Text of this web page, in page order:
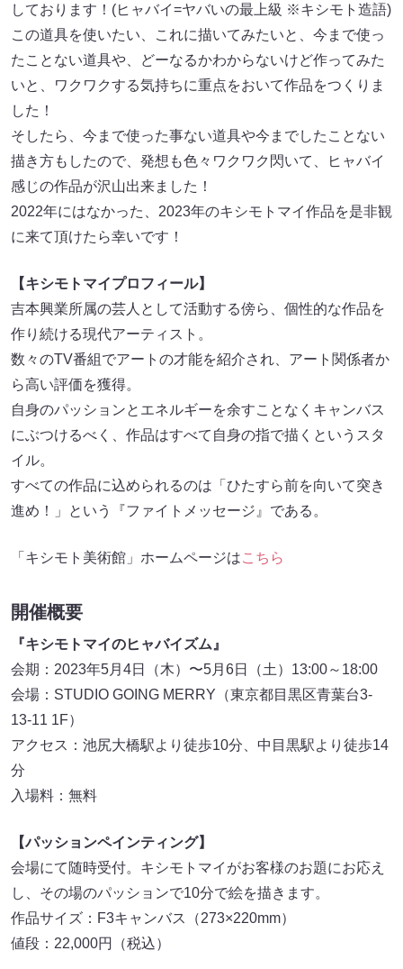
しております！(ヒャバイ=ヤバいの最上級 ※キシモト造語)
この道具を使いたい、これに描いてみたいと、今まで使っ
たことない道具や、どーなるかわからないけど作ってみた
いと、ワクワクする気持ちに重点をおいて作品をつくりま
した！
そしたら、今まで使った事ない道具や今までしたことない
描き方もしたので、発想も色々ワクワク閃いて、ヒャバイ
感じの作品が沢山出来ました！
2022年にはなかった、2023年のキシモトマイ作品を是非観
に来て頂けたら幸いです！
【キシモトマイプロフィール】
吉本興業所属の芸人として活動する傍ら、個性的な作品を
作り続ける現代アーティスト。
数々のTV番組でアートの才能を紹介され、アート関係者か
ら高い評価を獲得。
自身のパッションとエネルギーを余すことなくキャンバス
にぶつけるべく、作品はすべて自身の指で描くというスタ
イル。
すべての作品に込められるのは「ひたすら前を向いて突き
進め！」という『ファイトメッセージ』である。
「キシモト美術館」ホームページはこちら
開催概要
『キシモトマイのヒャバイズム』
会期：2023年5月4日（木）〜5月6日（土）13:00～18:00
会場：STUDIO GOING MERRY（東京都目黒区青葉台3-
13-11 1F）
アクセス：池尻大橋駅より徒歩10分、中目黒駅より徒歩14
分
入場料：無料
【パッションペインティング】
会場にて随時受付。キシモトマイがお客様のお題にお応え
し、その場のパッションで10分で絵を描きます。
作品サイズ：F3キャンバス（273×220mm）
値段：22,000円（税込）